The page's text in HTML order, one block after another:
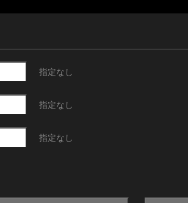
指定なし
指定なし
指定なし